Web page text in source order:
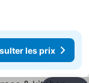
les prix